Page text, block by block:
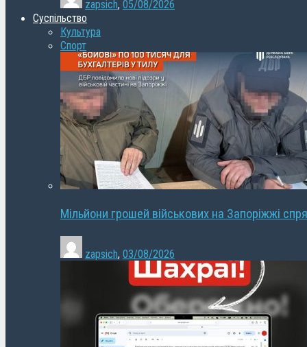
zapsich, 05/08/2026
Суспільство
Культура
Спорт
Мільйони грошей військових на Запоріжжі
zapsich, 03/08/2026